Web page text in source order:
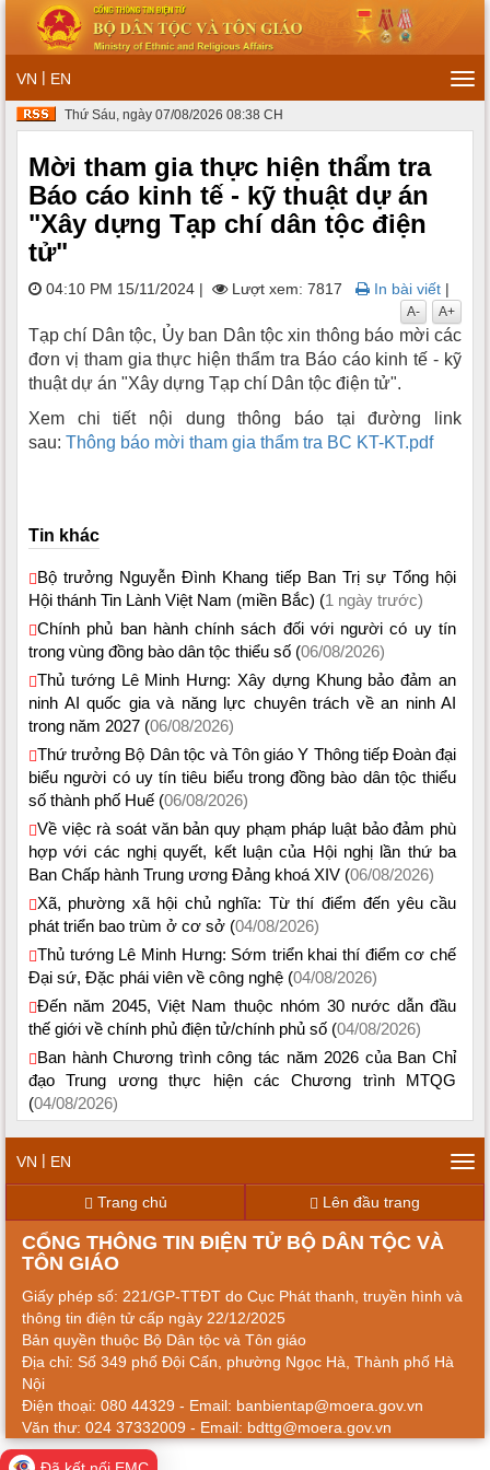
VN | EN
Thứ Sáu, ngày 07/08/2026 08:38 CH
Mời tham gia thực hiện thẩm tra
Báo cáo kinh tế - kỹ thuật dự án
"Xây dựng Tạp chí dân tộc điện
tử"
04:10 PM 15/11/2024 | Lượt xem: 7817 In bài viết |
A+
A-
Tạp chí Dân tộc, Ủy ban Dân tộc xin thông báo mời các
đơn vị tham gia thực hiện thẩm tra Báo cáo kinh tế - kỹ
thuật dự án "Xây dựng Tạp chí Dân tộc điện tử".
Xem chi tiết nội dung thông báo tại đường link
sau: Thông báo mời tham gia thẩm tra BC KT-KT.pdf
Tin khác
Bộ trưởng Nguyễn Đình Khang tiếp Ban Trị sự Tổng hội
Hội thánh Tin Lành Việt Nam (miền Bắc) (1 ngày trước)
Chính phủ ban hành chính sách đối với người có uy tín
trong vùng đồng bào dân tộc thiểu số (06/08/2026)
Thủ tướng Lê Minh Hưng: Xây dựng Khung bảo đảm an
ninh AI quốc gia và năng lực chuyên trách về an ninh AI
trong năm 2027 (06/08/2026)
Thứ trưởng Bộ Dân tộc và Tôn giáo Y Thông tiếp Đoàn đại
biểu người có uy tín tiêu biểu trong đồng bào dân tộc thiểu
số thành phố Huế (06/08/2026)
Về việc rà soát văn bản quy phạm pháp luật bảo đảm phù
hợp với các nghị quyết, kết luận của Hội nghị lần thứ ba
Ban Chấp hành Trung ương Đảng khoá XIV (06/08/2026)
Xã, phường xã hội chủ nghĩa: Từ thí điểm đến yêu cầu
phát triển bao trùm ở cơ sở (04/08/2026)
Thủ tướng Lê Minh Hưng: Sớm triển khai thí điểm cơ chế
Đại sứ, Đặc phái viên về công nghệ (04/08/2026)
Đến năm 2045, Việt Nam thuộc nhóm 30 nước dẫn đầu
thế giới về chính phủ điện tử/chính phủ số (04/08/2026)
Ban hành Chương trình công tác năm 2026 của Ban Chỉ
đạo Trung ương thực hiện các Chương trình MTQG
(04/08/2026)
VN | EN
Trang chủ
Lên đầu trang
CỔNG THÔNG TIN ĐIỆN TỬ BỘ DÂN TỘC VÀ
TÔN GIÁO
Giấy phép số: 221/GP-TTĐT do Cục Phát thanh, truyền hình và
thông tin điện tử cấp ngày 22/12/2025
Bản quyền thuộc Bộ Dân tộc và Tôn giáo
Địa chỉ: Số 349 phố Đội Cấn, phường Ngọc Hà, Thành phố Hà
Nội
Điện thoại: 080 44329 - Email: banbientap@moera.gov.vn
Văn thư: 024 37332009 - Email: bdttg@moera.gov.vn